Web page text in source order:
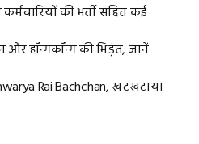
की भर्ती सहित कई
हॉन्गकॉन्ग की भिड़ंत, जानें
Rai Bachchan, खटखटाया